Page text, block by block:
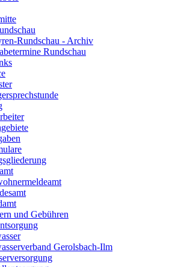
Rundschau - Archiv
Rundschau
und Gebühren
Gerolsbach-Ilm